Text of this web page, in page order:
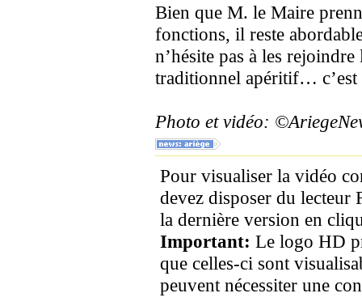
Bien que M. le Maire
fonctions, il reste
n’hésite pas à les
traditionnel apéritif… c’est
Photo et vidéo:
Pour visualiser la vidéo
devez disposer du lecteur
la dernière version en
Important: Le logo HD
que celles-ci sont
peuvent nécessiter une